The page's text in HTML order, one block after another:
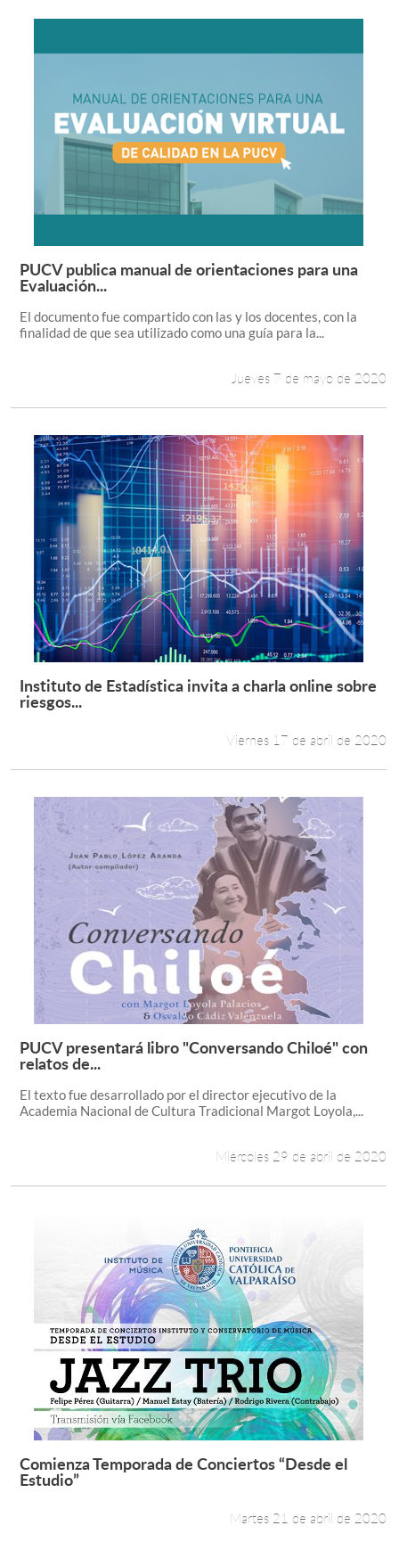
Leer más +
PUCV publica manual de orientaciones para una
Evaluación...
El documento fue compartido con las y los docentes, con la
finalidad de que sea utilizado como una guía para la...
Jueves 7 de mayo de 2020
Leer más +
Instituto de Estadística invita a charla online sobre
riesgos...
Viernes 17 de abril de 2020
Leer más +
PUCV presentará libro "Conversando Chiloé" con
relatos de...
El texto fue desarrollado por el director ejecutivo de la
Academia Nacional de Cultura Tradicional Margot Loyola,...
Miércoles 29 de abril de 2020
Leer más +
Comienza Temporada de Conciertos “Desde el
Estudio”
Martes 21 de abril de 2020